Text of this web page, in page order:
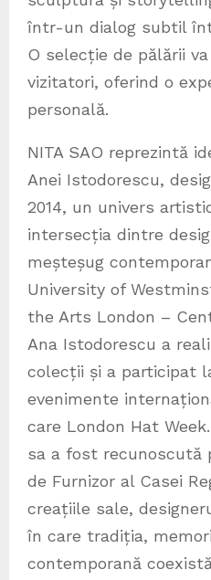
într-un dialog subtil
O selecție de pălării
vizitatori, oferind o
personală.
NITA SAO reprezintă
Anei Istodorescu,
2014, un univers
intersecția dintre
meșteșug
University of
the Arts London –
Ana Istodorescu a
colecții și a participat
evenimente
care London Hat
sa a fost recunoscută
de Furnizor al Casei
creațiile sale,
în care tradiția,
contemporană